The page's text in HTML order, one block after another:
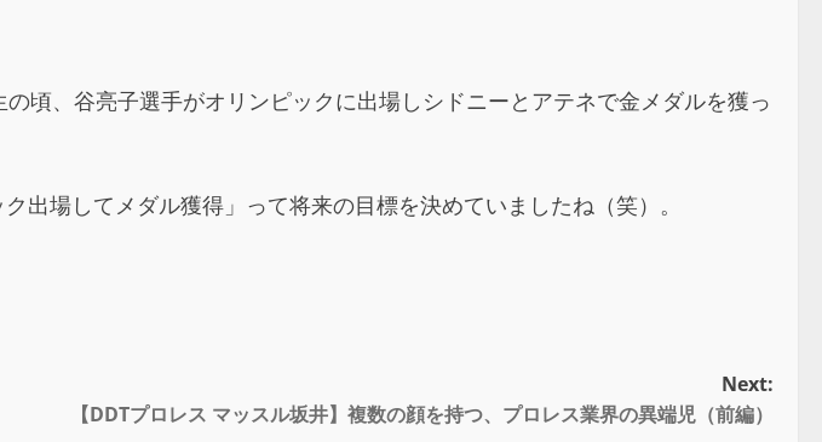
頃、谷亮子選手がオリンピックに出場しシドニーとアテネで金メダルを獲っ
場してメダル獲得」って将来の目標を決めていましたね（笑）。
Next:
【DDTプロレス マッスル坂井】複数の顔を持つ、プロレス業界の異端児（前編）